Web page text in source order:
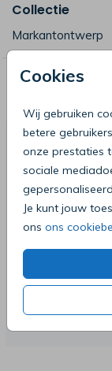
Cookies
Wij gebruiken
betere
onze prestaties
sociale
Je kunt jouw
ons ons
Collectie
Markantontwerp
Deze
voor je